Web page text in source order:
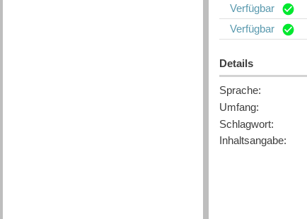
Verfügbar
Verfügbar
Details
Sprache:
Umfang:
Schlagwort:
Inhaltsangabe: